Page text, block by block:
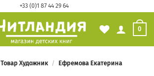
+33 (0)1 87 44 29 64
0
Товар Художник / Ефремова Екатерина